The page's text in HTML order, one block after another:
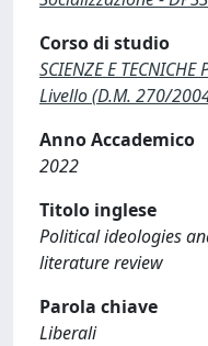
Corso di studio
SCIENZE E
Livello (D.M. 270/
Anno Accademico
2022
Titolo inglese
Political ideologies
literature review
Parola chiave
Liberali